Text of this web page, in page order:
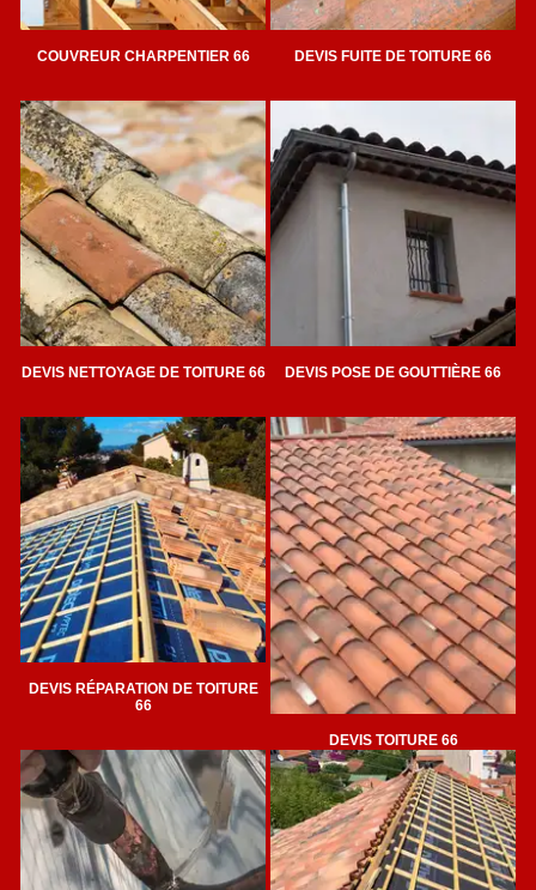
COUVREUR CHARPENTIER 66 DEVIS FUITE DE TOITURE 66
DEVIS NETTOYAGE DE TOITURE 66 DEVIS POSE DE GOUTTIÈRE 66
DEVIS RÉPARATION DE TOITURE
66
DEVIS TOITURE 66